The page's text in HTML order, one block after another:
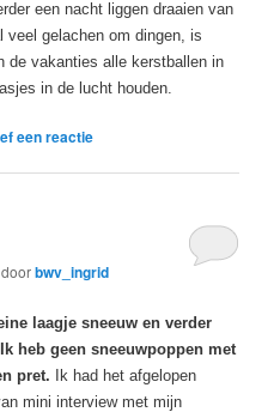
een nacht liggen draaien van
veel gelachen om dingen, is
de vakanties alle kerstballen in
in de lucht houden.
een reactie
doorbwv_ingrid
laagje sneeuw en verder
heb geen sneeuwpoppen met
pret. Ik had het afgelopen
mini interview met mijn